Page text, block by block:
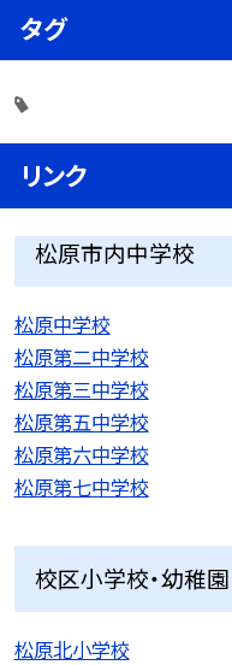
タグ
リンク
松原市内中学校
松原中学校
松原第二中学校
松原第三中学校
松原第五中学校
松原第六中学校
松原第七中学校
校区小学校・幼稚園
松原北小学校